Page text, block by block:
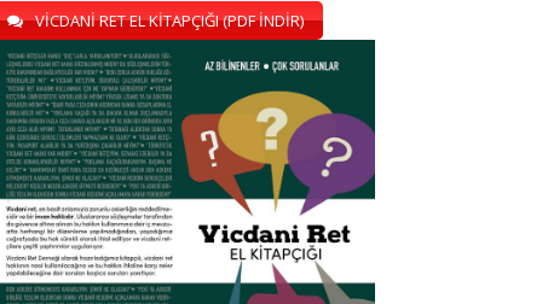
VİCDANİ RET EL KİTAPÇIĞI (PDF İNDİR)